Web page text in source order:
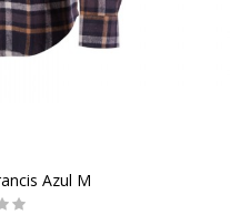
Azul M